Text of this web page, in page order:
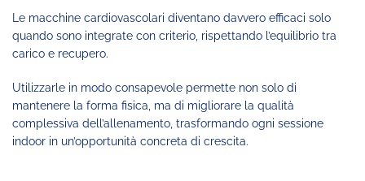
Le macchine cardiovascolari diventano davvero efficaci solo
quando sono integrate con criterio, rispettando l’equilibrio tra
carico e recupero.
Utilizzarle in modo consapevole permette non solo di
mantenere la forma fisica, ma di migliorare la qualità
complessiva dell’allenamento, trasformando ogni sessione
indoor in un’opportunità concreta di crescita.